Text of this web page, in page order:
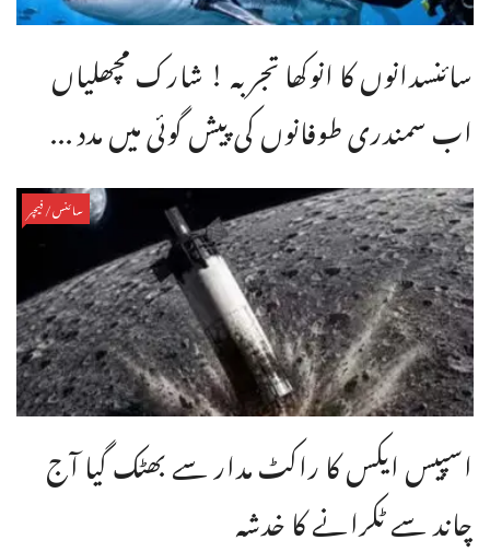
سائنسدانوں کا انوکھا تجربہ ! شارک مچھلیاں
اب سمندری طوفانوں کی پیش گوئی میں مدد ...
سائنس/فیچر
اسپیس ایکس کا راکٹ مدار سے بھٹک گیا آج
چاند سے ٹکرانے کا خدشہ